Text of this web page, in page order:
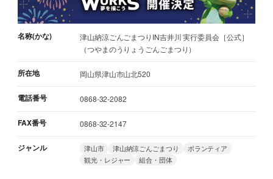
名称(かな)
津山納涼ごんごまつりIN吉井川 実行委員会［公式］
（つやまのうりょうごんごまつり）
所在地 岡山県津山市山北520
電話番号 0868-32-2082
FAX番号 0868-32-2147
ジャンル 津山市 津山納涼ごんごまつり
ボランティア
観光・レジャー
組合・団体